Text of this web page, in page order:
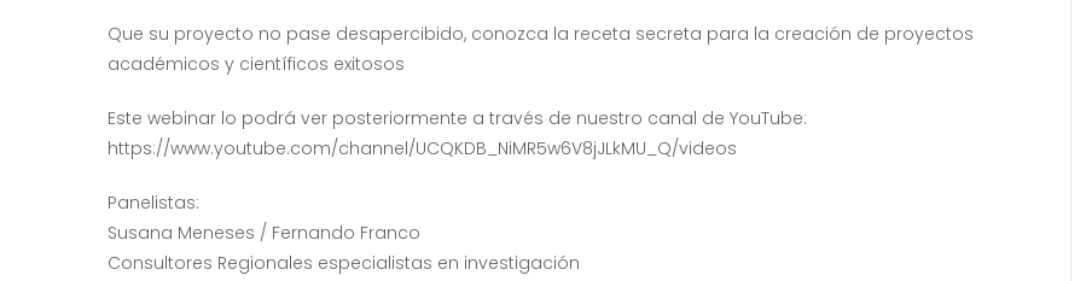
Que su proyecto no pase desapercibido, conozca la receta secreta para la creación de proyectos
académicos y científicos exitosos
Este webinar lo podrá ver posteriormente a través de nuestro canal de YouTube:
https://www.youtube.com/channel/UCQKDB_NiMR5w6V8jJLkMU_Q/videos
Panelistas:
Susana Meneses / Fernando Franco
Consultores Regionales especialistas en investigación